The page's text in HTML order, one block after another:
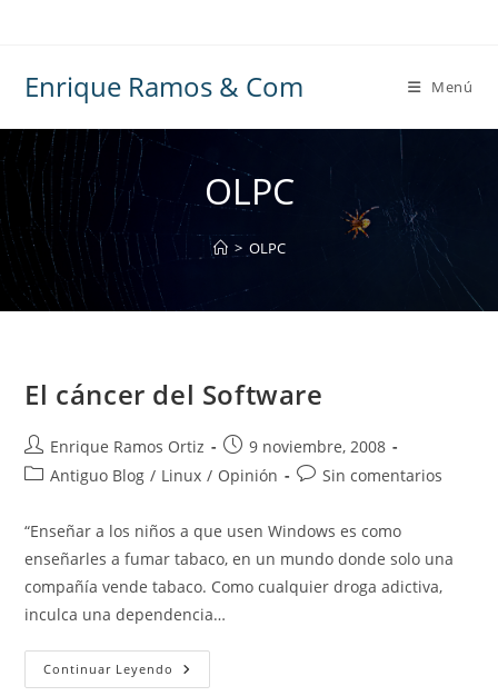
Enrique Ramos & Com Menú
OLPC
> OLPC
El cáncer del Software
Autor
de
Enrique Ramos Ortiz
Publicación
de
la
9 noviembre, 2008
Categoría
la
entrada:
Antiguo Blog / Linux / Opinión
Comentarios
la
entrada:
Sin comentarios
“Enseñar a los niños a que usen Windows es como
enseñarles a fumar tabaco, en un mundo donde solo una
compañía vende tabaco. Como cualquier droga adictiva,
inculca una dependencia…
Continuar Leyendo El
Cáncer